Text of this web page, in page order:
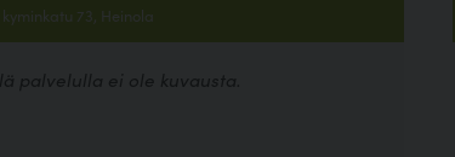
kyminkatu 73, Heinola
palvelulla ei ole kuvausta.